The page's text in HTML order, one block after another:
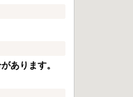
あります。